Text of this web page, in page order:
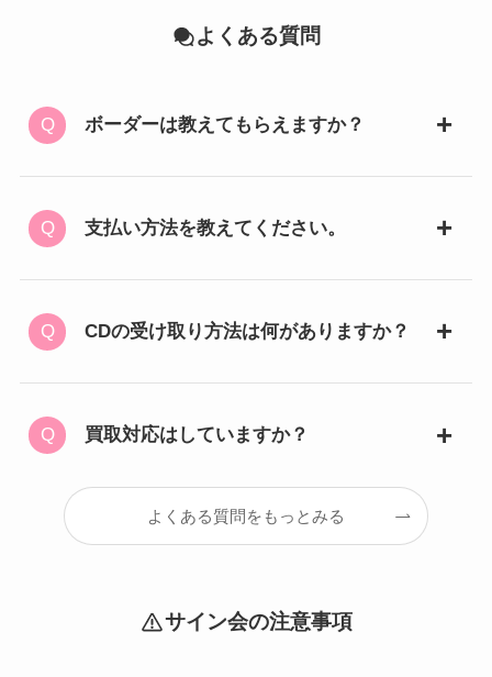
よくある質問
ボーダーは教えてもらえますか？
支払い方法を教えてください。
CDの受け取り方法は何がありますか？
買取対応はしていますか？
よくある質問をもっとみる
サイン会の注意事項